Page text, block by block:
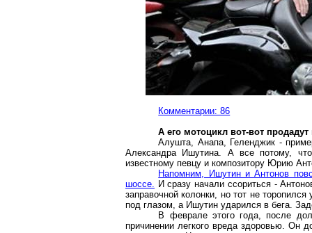
Комментарии: 86
А его мотоцикл вот-вот продадут
Алушта, Анапа, Геленджик -
Александра Ишутина. А все потому,
известному певцу и композитору Юрию
Напомним, Ишутин и Антонов
шоссе. И сразу начали ссориться -
заправочной колонки, но тот не
под глазом, а Ишутин ударился в бега.
В феврале этого года, после
причинении легкого вреда здоровью. Он